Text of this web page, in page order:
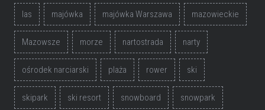
las majówka majówka Warszawa mazowieckie
Mazowsze morze nartostrada narty
ośrodek narciarski plaża rower ski
skipark ski resort snowboard snowpark